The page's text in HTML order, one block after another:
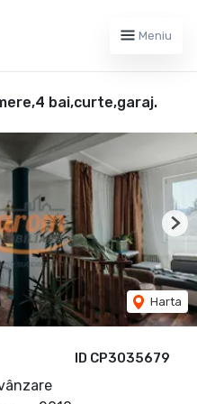
Meniu
bai,curte,garaj.
ID CP3035679
Harta